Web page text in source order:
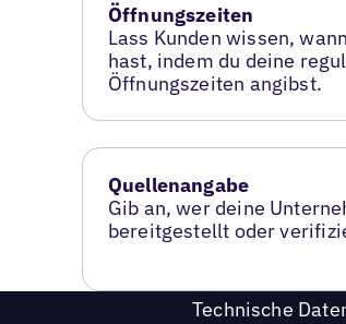
Öffnungszeiten
Lass Kunden wissen,
hast, indem du deine
Öffnungszeiten angibst.
Quellenangabe
Gib an, wer deine
bereitgestellt oder
Technische